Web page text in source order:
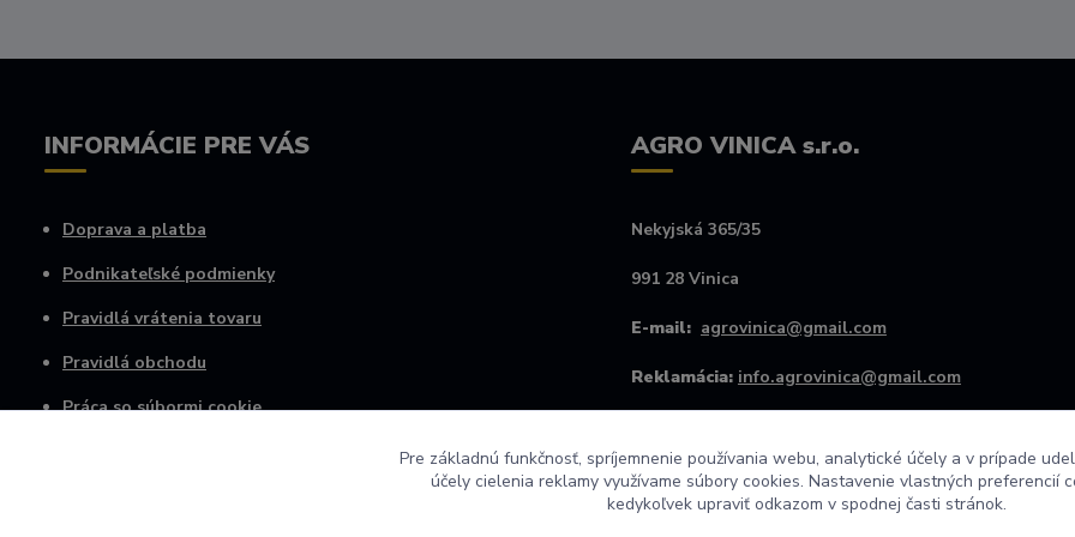
INFORMÁCIE PRE VÁS
Doprava a platba
Podnikateľské podmienky
Pravidlá vrátenia tovaru
Pravidlá obchodu
Práca so súbormi cookie
AGRO VINICA s.r.o.
Nekyjská 365/35
991 28 Vinica
E-mail: agrovinica@gmail.com
Reklamácia: info.agrovinica@gmail.com
Po - Pia od 8:00 do 16:00
Pre základnú funkčnosť, spríjemnenie používania webu, analytické účely a v prípade
účely cielenia reklamy využívame súbory cookies. Nastavenie vlastných preferencií
kedykoľvek upraviť odkazom v spodnej časti stránok.